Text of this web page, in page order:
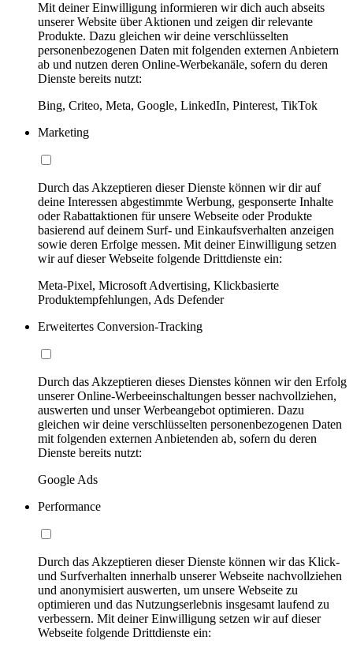
Mit deiner Einwilligung informieren wir dich auch abseits
unserer Website über Aktionen und zeigen dir relevante
Produkte. Dazu gleichen wir deine verschlüsselten
personenbezogenen Daten mit folgenden externen Anbietern
ab und nutzen deren Online-Werbekanäle, sofern du deren
Dienste bereits nutzt:
Bing, Criteo, Meta, Google, LinkedIn, Pinterest, TikTok
Marketing
Durch das Akzeptieren dieser Dienste können wir dir auf
deine Interessen abgestimmte Werbung, gesponserte Inhalte
oder Rabattaktionen für unsere Webseite oder Produkte
basierend auf deinem Surf- und Einkaufsverhalten anzeigen
sowie deren Erfolge messen. Mit deiner Einwilligung setzen
wir auf dieser Webseite folgende Drittdienste ein:
Meta-Pixel, Microsoft Advertising, Klickbasierte
Produktempfehlungen, Ads Defender
Erweitertes Conversion-Tracking
Durch das Akzeptieren dieses Dienstes können wir den Erfolg
unserer Online-Werbeeinschaltungen besser nachvollziehen,
auswerten und unser Werbeangebot optimieren. Dazu
gleichen wir deine verschlüsselten personenbezogenen Daten
mit folgenden externen Anbietenden ab, sofern du deren
Dienste bereits nutzt:
Google Ads
Performance
Durch das Akzeptieren dieser Dienste können wir das Klick-
und Surfverhalten innerhalb unserer Webseite nachvollziehen
und anonymisiert auswerten, um unsere Webseite zu
optimieren und das Nutzungserlebnis insgesamt laufend zu
verbessern. Mit deiner Einwilligung setzen wir auf dieser
Webseite folgende Drittdienste ein: